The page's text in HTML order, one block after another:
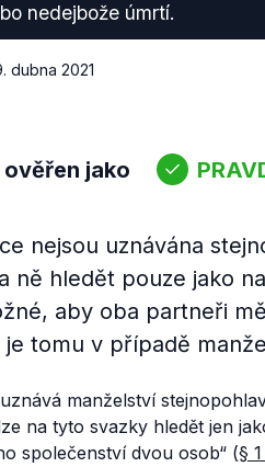
nedejbože úmrtí.
dubna 2021
jako
nejsou uznávána
ně hledět pouze jako
aby oba partneři
je tomu v případě
manželství
na tyto svazky hledět jen
společenství dvou osob“ (§